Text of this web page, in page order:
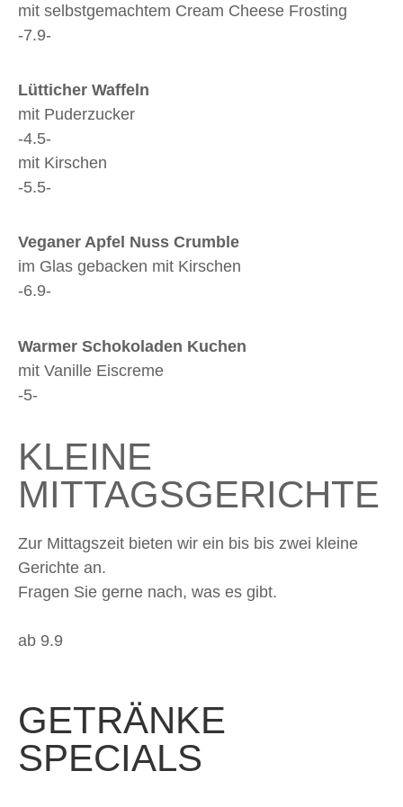
mit selbstgemachtem Cream Cheese Frosting
-7.9-
Lütticher Waffeln
mit Puderzucker
-4.5-
mit Kirschen
-5.5-
Veganer Apfel Nuss Crumble
im Glas gebacken mit Kirschen
-6.9-
Warmer Schokoladen Kuchen
mit Vanille Eiscreme
-5-
KLEINE
MITTAGSGERICHTE
Zur Mittagszeit bieten wir ein bis bis zwei kleine
Gerichte an.
Fragen Sie gerne nach, was es gibt.
ab 9.9
GETRÄNKE
SPECIALS